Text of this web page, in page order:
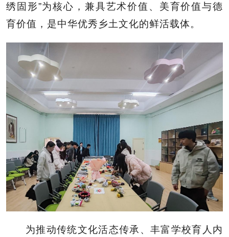
绣固形”为核心，兼具艺术价值、美育价值与德
育价值，是中华优秀乡土文化的鲜活载体。
为推动传统文化活态传承、丰富学校育人内